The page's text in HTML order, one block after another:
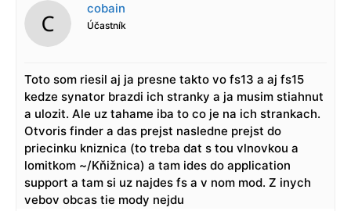
cobain
Účastník
Toto som riesil aj ja presne takto vo fs13 a aj fs15
kedze synator brazdi ich stranky a ja musim stiahnut
a ulozit. Ale uz tahame iba to co je na ich strankach.
Otvoris finder a das prejst nasledne prejst do
priecinku kniznica (to treba dat s tou vlnovkou a
lomitkom ~/Kňižnica) a tam ides do application
support a tam si uz najdes fs a v nom mod. Z inych
vebov obcas tie mody nejdu